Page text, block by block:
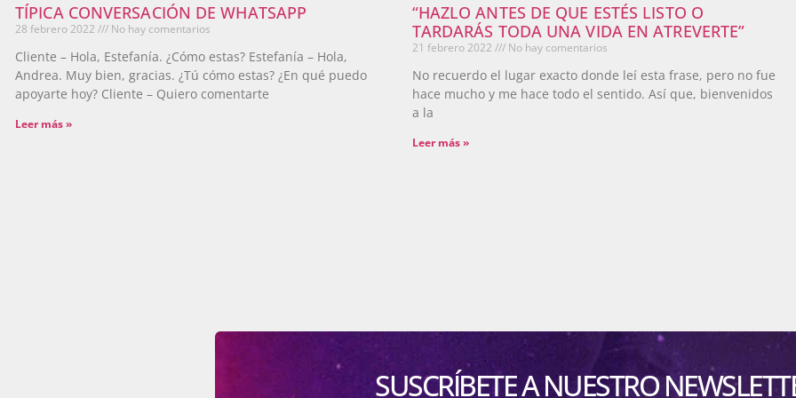
TÍPICA CONVERSACIÓN DE WHATSAPP
28 febrero 2022 No hay comentarios
Cliente – Hola, Estefanía. ¿Cómo estas? Estefanía – Hola,
Andrea. Muy bien, gracias. ¿Tú cómo estas? ¿En qué puedo
apoyarte hoy? Cliente – Quiero comentarte
Leer más »
“HAZLO ANTES DE QUE ESTÉS LISTO O
TARDARÁS TODA UNA VIDA EN ATREVERTE”
21 febrero 2022 No hay comentarios
No recuerdo el lugar exacto donde leí esta frase, pero no fue
hace mucho y me hace todo el sentido. Así que, bienvenidos
a la
Leer más »
SUSCRÍBETE A NUESTRO